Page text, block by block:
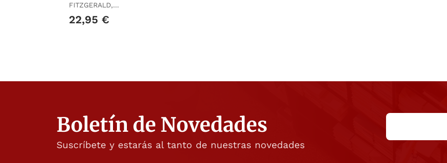
FITZGERALD,
PENELOPE
22,95 €
Boletín de Novedades
Suscríbete y estarás al tanto de nuestras novedades